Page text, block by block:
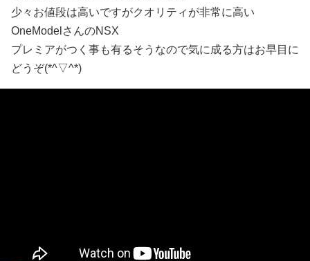
少々お値段は高いですがクオリティが非常に高い
OneModelさんのNSX
プレミアがつく事も有るそうなので気に成る方はお早目に
どうぞ(*^▽^*)